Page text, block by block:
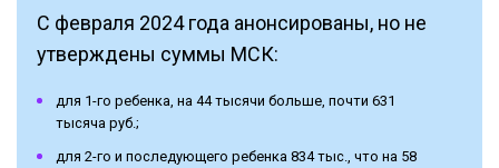
С февраля 2024 года анонсированы, но не
утверждены суммы МСК:
для 1-го ребенка, на 44 тысячи больше, почти 631
тысяча руб.;
для 2-го и последующего ребенка 834 тыс., что на 58